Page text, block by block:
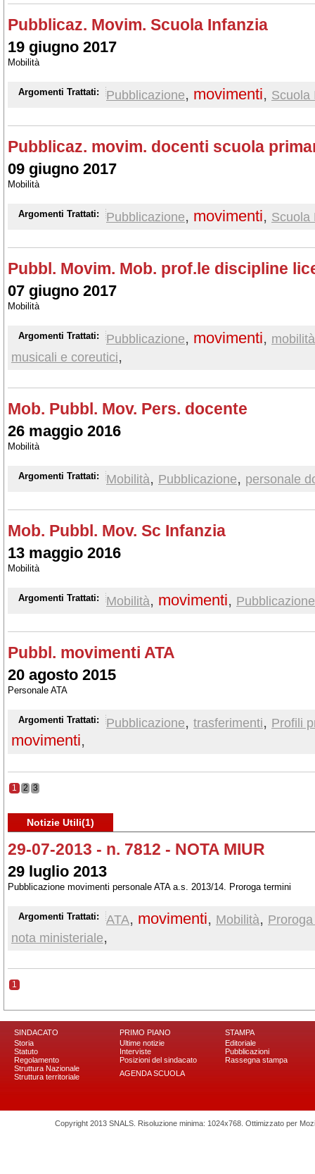
Pubblicaz. Movim. Scuola Infanzia
19 giugno 2017
Mobilità
Argomenti Trattati: Pubblicazione, movimenti, Scuola
Pubblicaz. movim. docenti scuola
09 giugno 2017
Mobilità
Argomenti Trattati: Pubblicazione, movimenti, Scuola
Pubbl. Movim. Mob. prof.le discipline
07 giugno 2017
Mobilità
Argomenti Trattati: Pubblicazione, movimenti,
musicali e coreutici,
Mob. Pubbl. Mov. Pers. docente
26 maggio 2016
Mobilità
Argomenti Trattati: Mobilità, Pubblicazione, personale
Mob. Pubbl. Mov. Sc Infanzia
13 maggio 2016
Mobilità
Argomenti Trattati: Mobilità, movimenti, Pubblicazione
Pubbl. movimenti ATA
20 agosto 2015
Personale ATA
Argomenti Trattati: Pubblicazione, trasferimenti, Profili
movimenti,
1 2 3
Notizie Utili(1)
29-07-2013 - n. 7812 - NOTA MIUR
29 luglio 2013
Pubblicazione movimenti personale ATA a.s. 2013/14. Proroga termini
Argomenti Trattati: ATA, movimenti, Mobilità,
nota ministeriale,
1
SINDACATO
Storia
Statuto
Regolamento
Struttura Nazionale
Struttura territoriale
PRIMO PIANO
Ultime notizie
Interviste
Posizioni del sindacato
AGENDA SCUOLA
STAMPA
Editoriale
Pubblicazioni
Rassegna stampa
Copyright 2013 SNALS. Risoluzione minima: 1024x768. Ottimizzato per